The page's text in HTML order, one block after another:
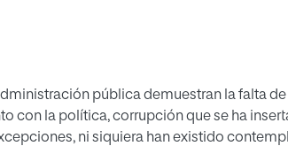
pública demuestran la falta de
con la política, corrupción que se ha
ni siquiera han existido